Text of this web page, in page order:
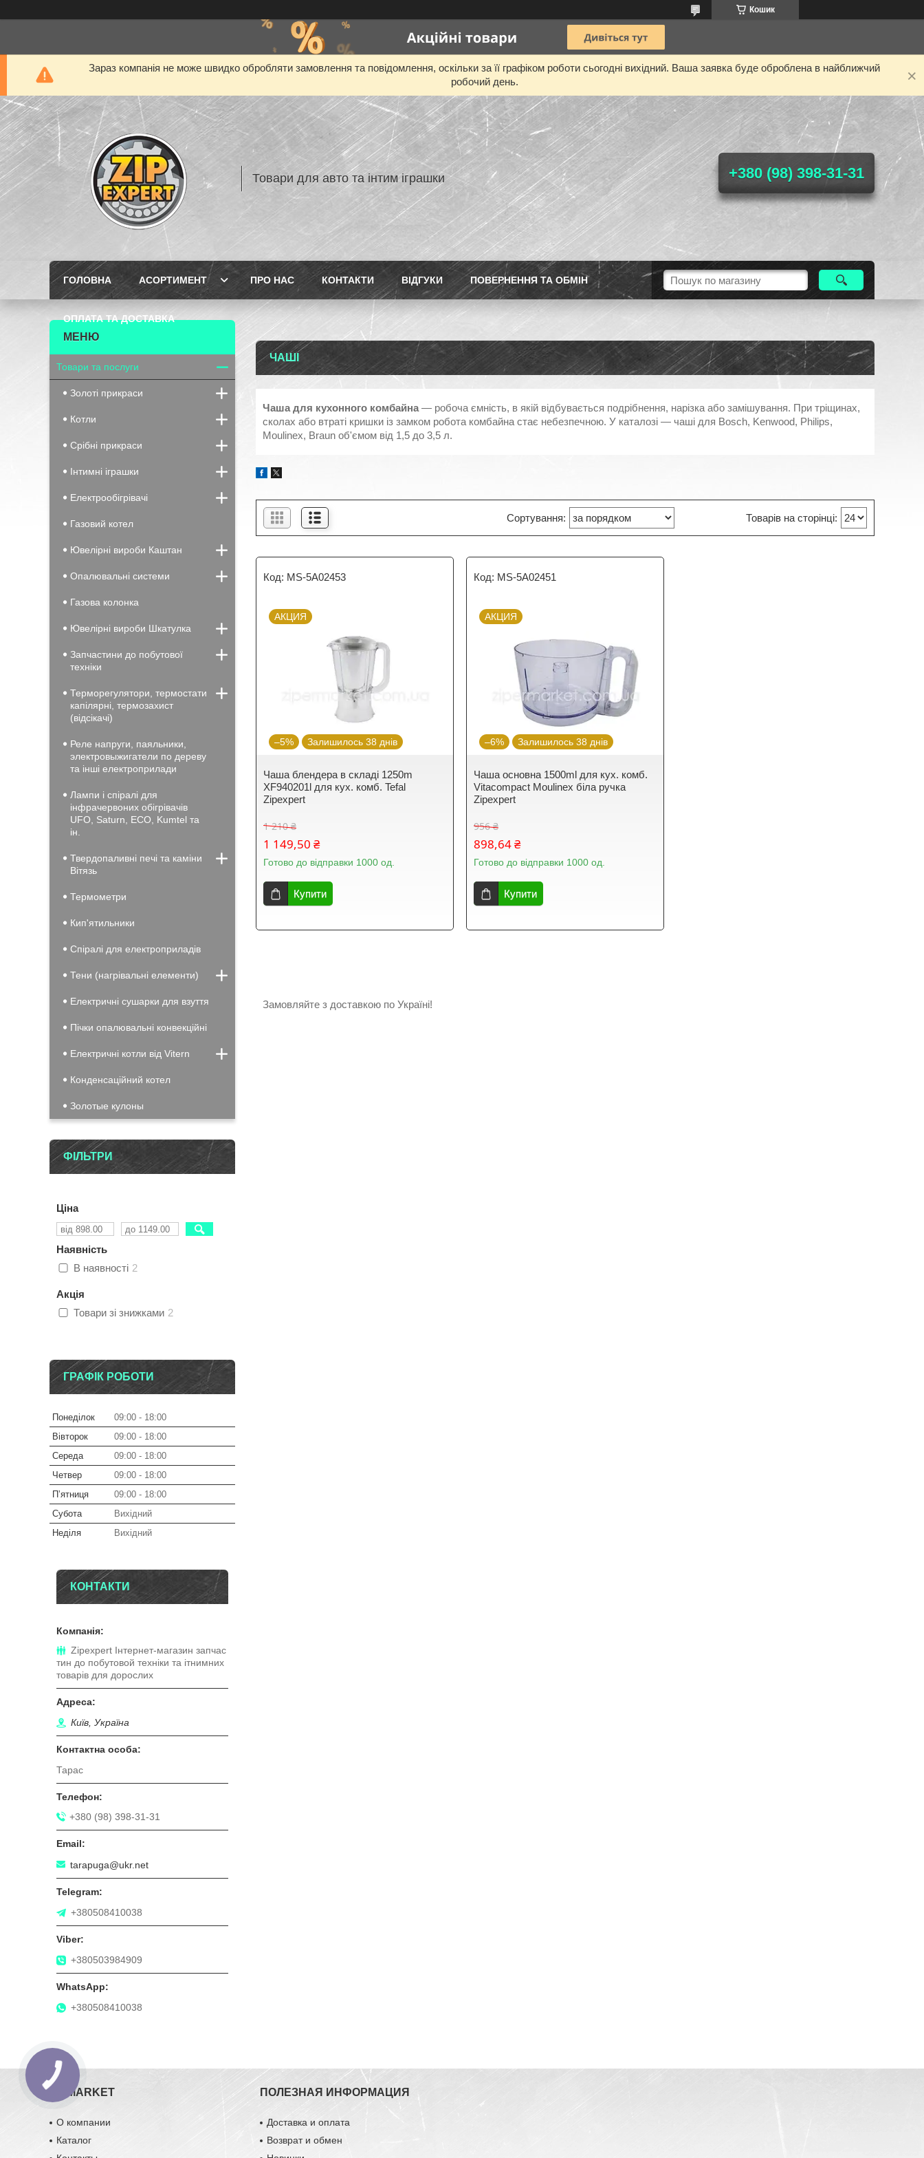
Кошик
Зараз компанія не може швидко обробляти замовлення та повідомлення, оскільки за її графіком роботи сьогодні вихідний. Ваша заявка буде оброблена в найближчий
робочий день.
Товари для авто та інтим іграшки +380 (98) 398-31-31
ГОЛОВНА АСОРТИМЕНТ ПРО НАС КОНТАКТИ ВIДГУКИ ПОВЕРНЕННЯ ТА ОБМIН
ОПЛАТА ТА ДОСТАВКА
ЧАШІ
Чаша для кухонного комбайна — робоча ємність, в якій відбувається подрібнення, нарізка або замішування. При тріщинах,
сколах або втраті кришки із замком робота комбайна стає небезпечною. У каталозі — чаші для Bosch, Kenwood, Philips,
Moulinex, Braun об'ємом від 1,5 до 3,5 л.
MS-5A02453
АКЦИЯ
–5% Залишилось 38 днів
Чаша блендера в складі 1250m
XF940201l для кух. комб. Tefal
Zipexpert
1 210 ₴
1 149,50 ₴
Готово до відправки 1000 од.
Купити
MS-5A02451
АКЦИЯ
–6% Залишилось 38 днів
Чаша основна 1500ml для кух. комб.
Vitacompact Moulinex біла ручка
Zipexpert
956 ₴
898,64 ₴
Готово до відправки 1000 од.
Купити
Замовляйте з доставкою по Україні!
Товари та послуги
Золоті прикраси
Котли
Срібні прикраси
Інтимні іграшки
Електрообігрівачі
Газовий котел
Ювелірні вироби Каштан
Опалювальні системи
Газова колонка
Ювелірні вироби Шкатулка
Запчастини до побутової
техніки
Терморегулятори, термостати
капілярні, термозахист
(відсікачі)
Реле напруги, паяльники,
электровыжигатели по дереву
та інші електроприлади
Лампи і спіралі для
інфрачервоних обігрівачів
UFO, Saturn, ECO, Kumtel та
ін.
Твердопаливні печі та каміни
Вiтязь
Термометри
Кип'ятильники
Спіралі для електроприладів
Тени (нагрівальні елементи)
Електричні сушарки для взуття
Пічки опалювальні конвекційні
Електричні котли від Vitern
Конденсацiйний котел
Золотые кулоны
ФІЛЬТРИ
Ціна
Наявність
В наявності 2
Акція
Товари зі знижками 2
ГРАФІК РОБОТИ
Понеділок 09:00
18:00
Вівторок
09:00
18:00
Середа
09:00
18:00
Четвер
09:00
18:00
Пʼятниця
09:00
18:00
Субота
Вихідний
Неділя
Вихідний
КОНТАКТИ
Zipexpert Iнтернет-магазин запчас
тин до побутовой технiки та iтнимних
товарiв для дорослих
Київ, Україна
Тарас
+380 (98) 398-31-31
tarapuga@ukr.net
+380508410038
+380503984909
+380508410038
ZIPMARKET
О компании
Каталог
ПОЛЕЗНАЯ ИНФОРМАЦИЯ
Доставка и оплата
Возврат и обмен